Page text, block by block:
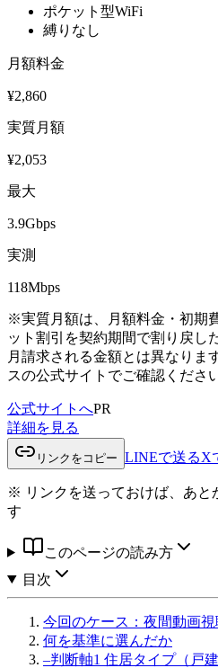
ポケット型WiFi
縛りなし
月額料金
¥2,860
実質月額
¥2,053
最大
3.9Gbps
実測
118Mbps
※実質月額は、月額料金・初期
ット割引を契約期間で割り戻し
月請求される金額とは異なりま
スの公式サイトでご確認ください
公式サイトへPR
詳細を見る
リンクをコピー LINEで送るX
※ リンクを送っておけば、あと
す
このページの読み方
目次
今回のケース：夜間動画
何を基準に選んだか
–判断軸1 住居タイプ（戸